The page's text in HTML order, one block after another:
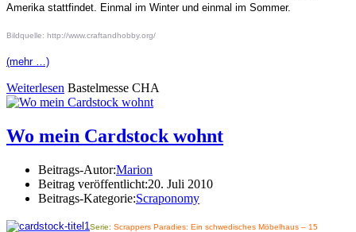
Amerika stattfindet. Einmal im Winter und einmal im Sommer.
Bildquelle: http://www.craftandhobby.org/
(mehr …)
Weiterlesen Bastelmesse CHA
Wo mein Cardstock wohnt
Beitrags-Autor:Marion
Beitrag veröffentlicht:20. Juli 2010
Beitrags-Kategorie:Scraponomy
Serie: Scrappers Paradies: Ein schwedisches Möbelhaus – 15